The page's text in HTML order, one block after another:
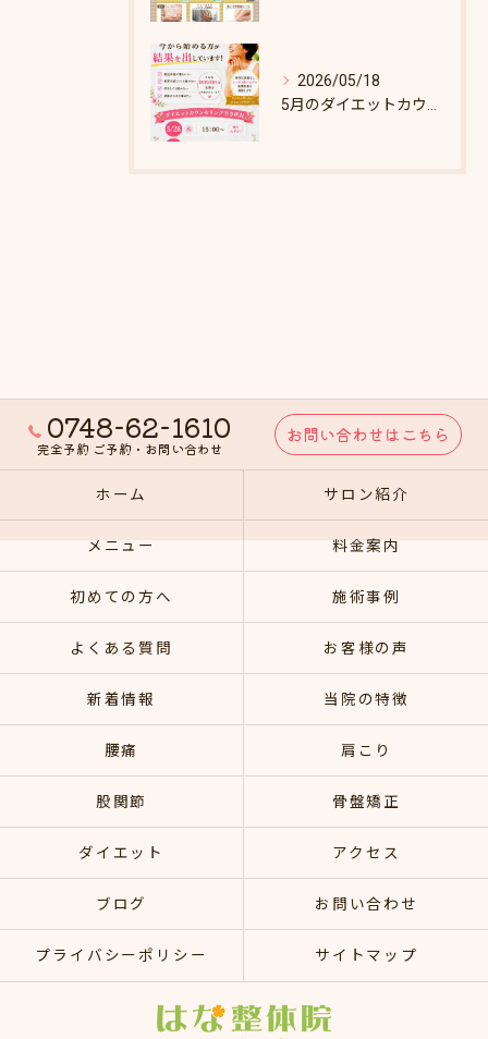
2026/05/18
0748-62-1610
完全予約 ご予約・お問い合わせ
お問い合わせはこちら
ホーム サロン紹介
メニュー 料金案内
初めての方へ 施術事例
よくある質問 お客様の声
新着情報 当院の特徴
腰痛 肩こり
股関節 骨盤矯正
ダイエット アクセス
ブログ お問い合わせ
プライバシーポリシー サイトマップ